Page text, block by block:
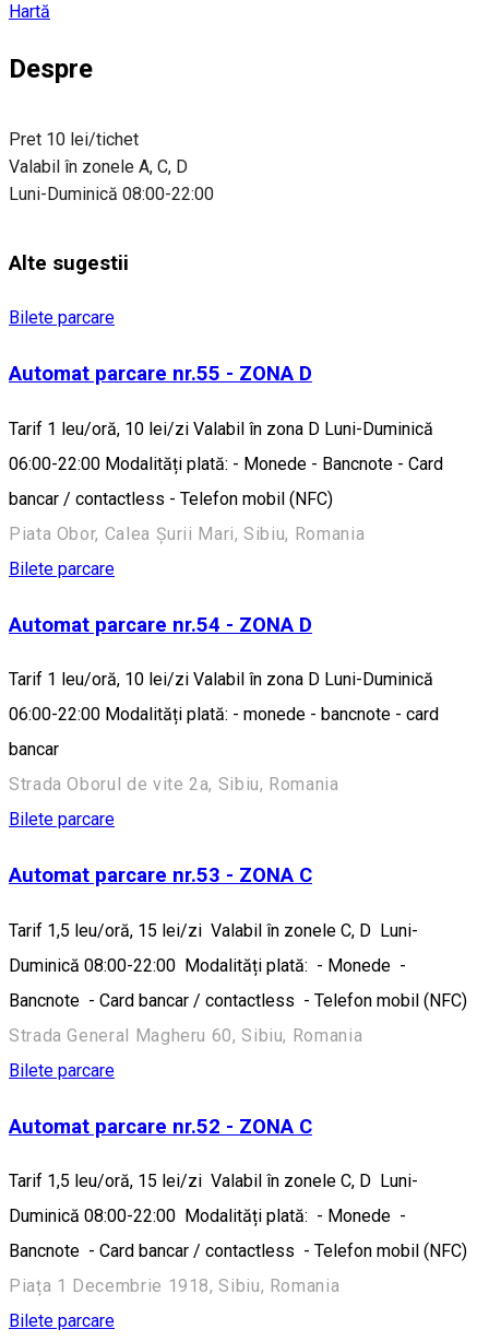
Hartă
Despre
Pret 10 lei/tichet
Valabil în zonele A, C, D
Luni-Duminică 08:00-22:00
Alte sugestii
Bilete parcare
Automat parcare nr.55 - ZONA D
Tarif 1 leu/oră, 10 lei/zi Valabil în zona D Luni-Duminică
06:00-22:00 Modalități plată: - Monede - Bancnote - Card
bancar / contactless - Telefon mobil (NFC)
Piata Obor, Calea Șurii Mari, Sibiu, Romania
Bilete parcare
Automat parcare nr.54 - ZONA D
Tarif 1 leu/oră, 10 lei/zi Valabil în zona D Luni-Duminică
06:00-22:00 Modalități plată: - monede - bancnote - card
bancar
Strada Oborul de vite 2a, Sibiu, Romania
Bilete parcare
Automat parcare nr.53 - ZONA C
Tarif 1,5 leu/oră, 15 lei/zi Valabil în zonele C, D Luni-
Duminică 08:00-22:00 Modalități plată: - Monede -
Bancnote - Card bancar / contactless - Telefon mobil (NFC)
Strada General Magheru 60, Sibiu, Romania
Bilete parcare
Automat parcare nr.52 - ZONA C
Tarif 1,5 leu/oră, 15 lei/zi Valabil în zonele C, D Luni-
Duminică 08:00-22:00 Modalități plată: - Monede -
Bancnote - Card bancar / contactless - Telefon mobil (NFC)
Piața 1 Decembrie 1918, Sibiu, Romania
Bilete parcare